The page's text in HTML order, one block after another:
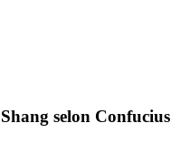
selon Confucius